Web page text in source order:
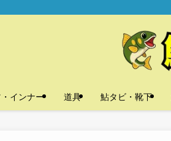
インナー 道具 鮎タビ・靴下